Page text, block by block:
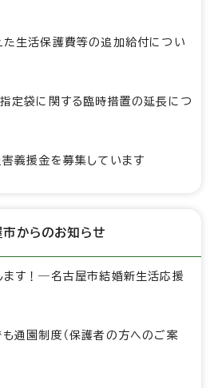
た生活保護費等の追加給付につい
定袋に関する臨時措置の延長につ
義援金を募集しています
市からのお知らせ
ます！―名古屋市結婚新生活応援
通園制度（保護者の方へのご案